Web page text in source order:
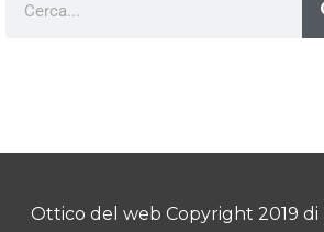
Ottico del web Copyright 2019 di